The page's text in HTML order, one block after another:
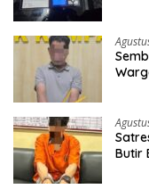
Butir